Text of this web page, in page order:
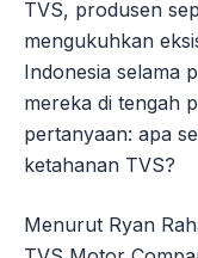
TVS, produsen
mengukuhkan
Indonesia selama
mereka di tengah
pertanyaan: apa
ketahanan TVS?
Menurut Ryan